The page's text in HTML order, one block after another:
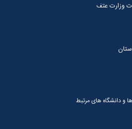
وزارت عتف
و دانشگاه های مرتبط